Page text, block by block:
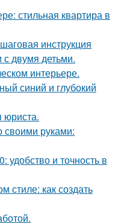
стильная квартира в
инструкция
двумя детьми.
интерьере.
синий и глубокий
юриста.
своими руками:
удобство и точность в
стиле: как создать